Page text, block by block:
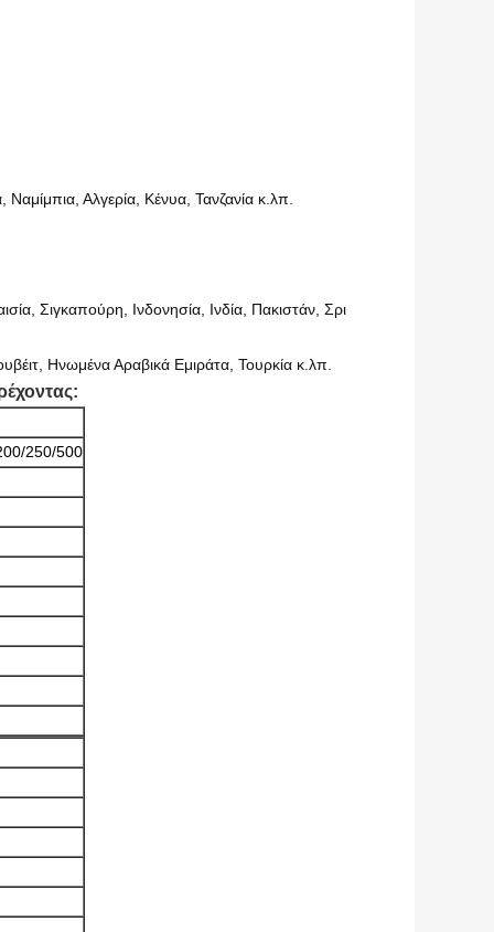
Αλγερία, Κένυα, Τανζανία κ.λπ.
Σιγκαπούρη, Ινδονησία, Ινδία, Πακιστάν, Σρι
Ηνωμένα Αραβικά Εμιράτα, Τουρκία κ.λπ.
250/500